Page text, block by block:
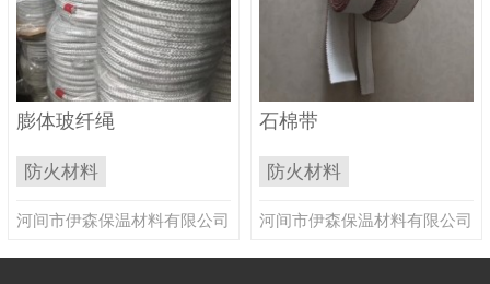
膨体玻纤绳
防火材料
河间市伊森保温材料有限公司
石棉带
防火材料
河间市伊森保温材料有限公司